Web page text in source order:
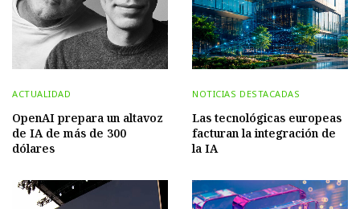
ACTUALIDAD
OpenAI prepara un altavoz
de IA de más de 300
dólares
NOTICIAS DESTACADAS
Las tecnológicas europeas
facturan la integración de
la IA